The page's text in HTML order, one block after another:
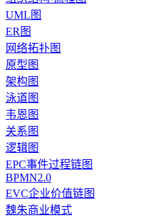
UML图
ER图
网络拓扑图
原型图
架构图
泳道图
韦恩图
关系图
逻辑图
EPC事件过程链图
BPMN2.0
EVC企业价值链图
魏朱商业模式